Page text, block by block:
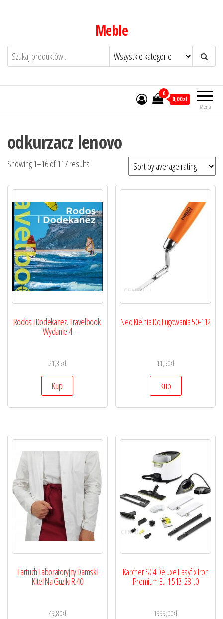
Meble
Menu
0
0,00zł
odkurzacz lenovo
Showing 1–16 of 117 results
Rodos i Dodekanez. Travelbook.
Wydanie 4
21,35zł
Kup
Neo Kielnia Do Fugowania 50-112
11,50zł
Kup
Fartuch Laboratoryjny Damski
Kitel Na Guziki R.40
49,80zł
Karcher SC4 Deluxe Easyfix Iron
Premium Eu 1.513-281.0
1999,00zł